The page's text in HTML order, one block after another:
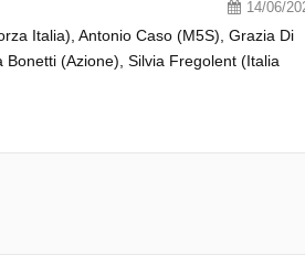
14/06/
Italia), Antonio Caso (M5S), Grazia Di
(Azione), Silvia Fregolent (Italia